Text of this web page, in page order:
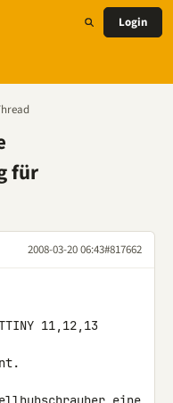
Login
für
2008-03-20 06:43#817662
11,12,13